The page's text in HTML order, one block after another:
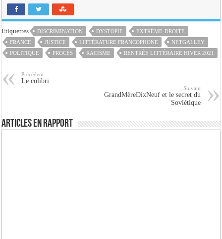
Etiquettes DISCRIMINATION DYSTOPIE
EXTRÊME-DROITE
FRANCE
JUSTICE LITTÉRATURE FRANCOPHONE
NETGALLEY
POLITIQUE
PROCÈS RACISME RENTRÉE LITTÉRAIRE HIVER 2021
Précédent
Le colibri
Suivant
GrandMèreDixNeuf et le secret du
Soviétique
Articles en rapport